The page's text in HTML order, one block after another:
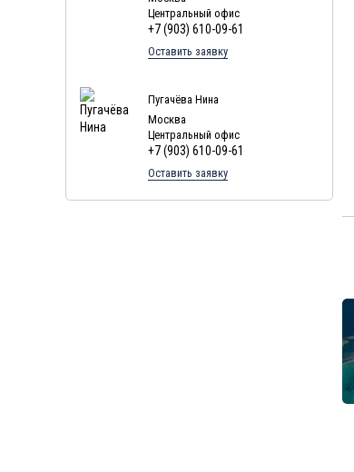
Туры в ОАЭ в августе
Туры в Мальту в августе
Туры в Индонезию в августе
Туры в Хорватию в августе
Туры в Финляндию в августе
Центральный офис
+7 (903) 610-09-61
Оставить заявку
Пугачёва Нина
Москва
Центральный офис
+7 (903) 610-09-61
Оставить заявку